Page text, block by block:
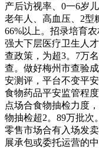
产后访视率、0一6岁
老年人、高血压、2型
66%以上。招录培育
强大下层医疗卫生人
查政策，为超3。7万
查。做好梅州市查验
安测评，平台不变平
食物药品平安监管程
点场合食物抽检力度
物抽检超2。89万批次
零售市场合有入场发
展承包或委托运营的